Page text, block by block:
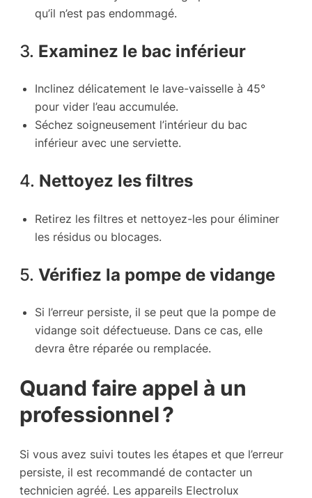
qu’il n’est pas endommagé.
3. Examinez le bac inférieur
Inclinez délicatement le lave-vaisselle à 45°
pour vider l’eau accumulée.
Séchez soigneusement l’intérieur du bac
inférieur avec une serviette.
4. Nettoyez les filtres
Retirez les filtres et nettoyez-les pour éliminer
les résidus ou blocages.
5. Vérifiez la pompe de vidange
Si l’erreur persiste, il se peut que la pompe de
vidange soit défectueuse. Dans ce cas, elle
devra être réparée ou remplacée.
Quand faire appel à un
professionnel ?
Si vous avez suivi toutes les étapes et que l’erreur
persiste, il est recommandé de contacter un
technicien agréé. Les appareils Electrolux